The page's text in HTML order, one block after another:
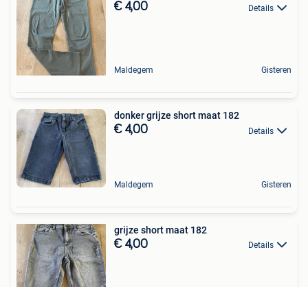
€ 4,00 Details
Maldegem Gisteren
donker grijze short maat 182
€ 4,00 Details
Maldegem Gisteren
grijze short maat 182
€ 4,00 Details